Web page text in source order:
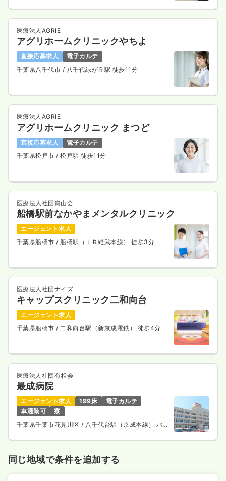
日勤のみ（常勤） 一時募集休止
給与 23.9万円〜
※経験5年の例
4週8休以上
月給23万円以上可
詳細を見る
日勤のみ（パート）
給与 お問い合わせください
時間 8:30～17:00
詳細を見る
医療法人AGRIE
アグリホームクリニックやちよ
直接応募求人
電子カルテ
千葉県八千代市 / 八千代緑が丘駅 徒歩11分
医療法人AGRIE
アグリホームクリニック まつど
直接応募求人
電子カルテ
千葉県松戸市/ 松戸駅 徒歩11分
医療法人社団貴山会
船橋駅前なかやまメンタルクリニック
エージェント求人
千葉県船橋市/ 船橋駅（ＪＲ総武本線） 徒歩3分
医療法人社団ナイズ
キャップスクリニック二和向台
エージェント求人
千葉県船橋市/ 二和向台駅（新京成電鉄） 徒歩4分
医療法人社団有相会
最成病院
エージェント求人 199床
電子カルテ
車通勤可
寮
千葉県千葉市花見川区/ 八千代台駅（京成本線） バス
同じ地域で条件を追加する